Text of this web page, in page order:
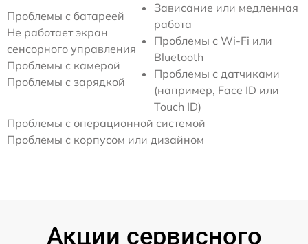
Проблемы с батареей
Не работает экран
сенсорного управления
Проблемы с камерой
Проблемы с зарядкой
Зависание или медленная
работа
Проблемы с Wi-Fi или
Bluetooth
Проблемы с датчиками
(например, Face ID или
Touch ID)
Проблемы с операционной системой
Проблемы с корпусом или дизайном
Акции сервисного